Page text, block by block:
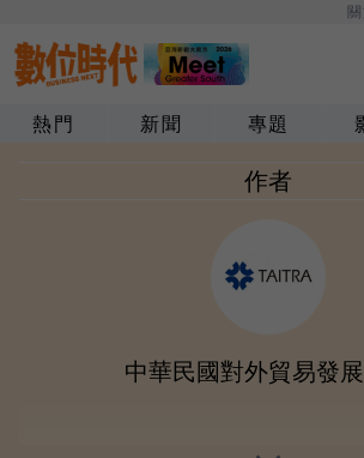
熱門 新聞 專題
作者
中華民國對外貿易發